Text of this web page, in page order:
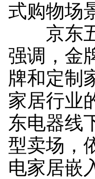
式购物场
京东五
强调，金
牌和定制
家居行业
东电器线
型卖场，
电家居嵌